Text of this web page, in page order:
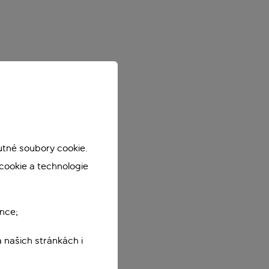
soubory cookie.
a technologie
našich stránkách i